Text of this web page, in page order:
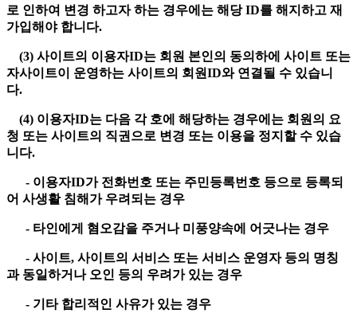
로 인하여 변경 하고자 하는 경우에는 해당 ID를 해지하고 재
가입해야 합니다.
(3) 사이트의 이용자ID는 회원 본인의 동의하에 사이트 또는
자사이트이 운영하는 사이트의 회원ID와 연결될 수 있습니
다.
(4) 이용자ID는 다음 각 호에 해당하는 경우에는 회원의 요
청 또는 사이트의 직권으로 변경 또는 이용을 정지할 수 있습
니다.
- 이용자ID가 전화번호 또는 주민등록번호 등으로 등록되
어 사생활 침해가 우려되는 경우
- 타인에게 혐오감을 주거나 미풍양속에 어긋나는 경우
- 사이트, 사이트의 서비스 또는 서비스 운영자 등의 명칭
과 동일하거나 오인 등의 우려가 있는 경우
- 기타 합리적인 사유가 있는 경우